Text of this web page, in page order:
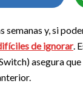
y, si
de ignorar.
asegura